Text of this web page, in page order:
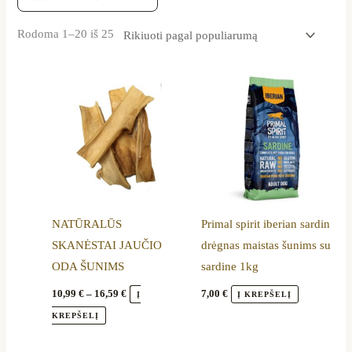
Rodoma 1–20 iš 25
NATŪRALŪS
SKANĖSTAI JAUČIO
ODA ŠUNIMS
10,99€ – 16,59€
range:
10,99 €
through
16,59 €
Į
KREPŠELĮ
product
has
multiple
variants.
The
may
be
chosen
on
Primal spirit iberian sardin
drėgnas maistas šunims su
sardine 1kg
7,00 € Į KREPŠELĮ